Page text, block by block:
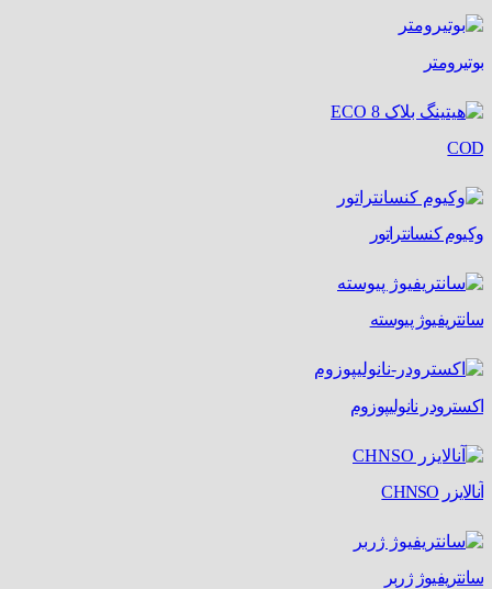
بوتیرومتر
COD
وکیوم کنسانتراتور
سانتریفیوژ پیوسته
اکسترودر نانولیپوزوم
آنالایزر CHNSO
سانتریفیوژ ژربر